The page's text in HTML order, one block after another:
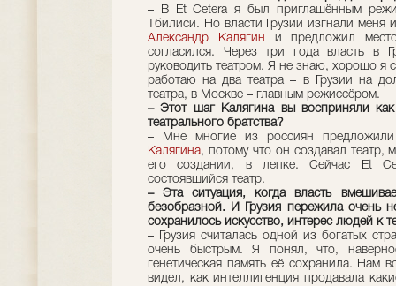
– В Et Cetera я был приглашённым
Тбилиси. Но власти Грузии изгнали меня
Александр Калягин и предложил место
согласился. Через три года власть в
руководить театром. Я не знаю, хорошо я
работаю на два театра – в Грузии на
театра, в Москве – главным режиссёром.
– Этот шаг Калягина вы восприняли
театрального братства?
– Мне многие из россиян
Калягина, потому что он создавал театр,
его создании, в лепке. Сейчас Et
состоявшийся театр.
– Эта ситуация, когда власть
безобразной. И Грузия пережила очень
сохранилось искусство, интерес людей к
– Грузия считалась одной из богатых
очень быстрым. Я понял, что,
генетическая память её сохранила. Нам
видел, как интеллигенция продавала